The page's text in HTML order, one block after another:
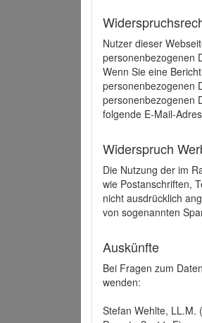
Nutzer dieser
personenbezogenen
Wenn Sie eine
personenbezogenen
personenbezogenen
folgende E-Mail-
Widerspruch
Die Nutzung der im
wie Postanschriften,
nicht ausdrücklich
von sogenannten
Auskünfte
Bei Fragen zum
wenden:
Stefan Wehlte, LL.M.